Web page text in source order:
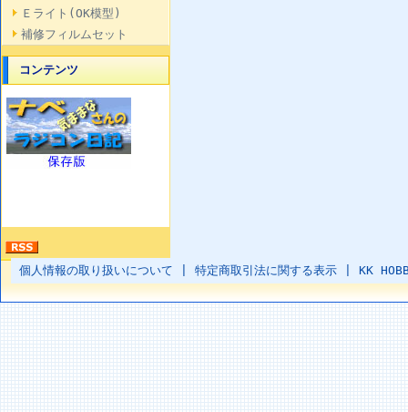
Ｅライト(OK模型)
補修フィルムセット
コンテンツ
個人情報の取り扱いについて 特定商取引法に関する表示 KK